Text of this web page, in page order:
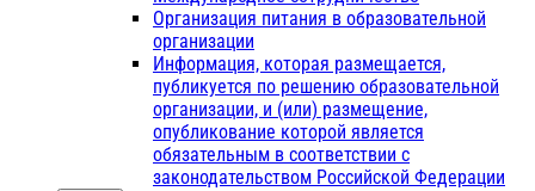
Организация питания в образовательной
организации
Информация, которая размещается,
публикуется по решению образовательной
организации, и (или) размещение,
опубликование которой является
обязательным в соответствии с
законодательством Российской Федерации